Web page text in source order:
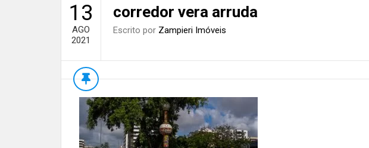
13
AGO
2021
corredor vera arruda
Escrito por Zampieri Imóveis